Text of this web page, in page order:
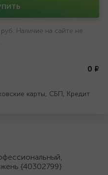
Наличие на сайте не
0 ₽
карты, СБП, Кредит
{40302799}